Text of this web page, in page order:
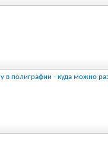
полиграфии - куда можно